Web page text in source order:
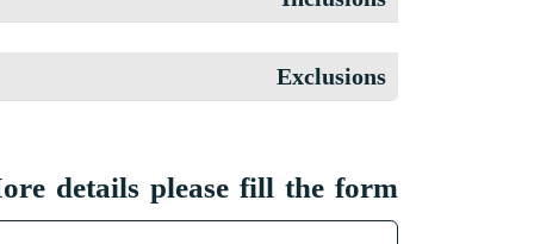
Exclusions
details please fill the form